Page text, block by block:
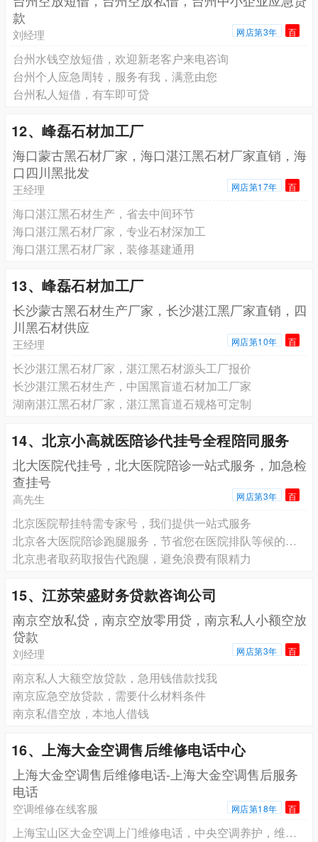
款
刘经理 网店第3年 百
台州水钱空放短借，欢迎新老客户来电咨询
台州个人应急周转，服务有我，满意由您
台州私人短借，有车即可贷
12、峰磊石材加工厂
海口蒙古黑石材厂家，海口湛江黑石材厂家直销，海
口四川黑批发
王经理 网店第17年 百
海口湛江黑石材生产，省去中间环节
海口湛江黑石材厂家，专业石材深加工
海口湛江黑石材厂家，装修基建通用
13、峰磊石材加工厂
长沙蒙古黑石材生产厂家，长沙湛江黑厂家直销，四
川黑石材供应
王经理 网店第10年 百
长沙湛江黑石材厂家，湛江黑石材源头工厂报价
长沙湛江黑石材生产，中国黑盲道石材加工厂家
湖南湛江黑石材厂家，湛江黑盲道石规格可定制
14、北京小高就医陪诊代挂号全程陪同服务
北大医院代挂号，北大医院陪诊一站式服务，加急检
查挂号
高先生 网店第3年 百
北京医院帮挂特需专家号，我们提供一站式服务
北京各大医院陪诊跑腿服务，节省您在医院排队等候的时间
北京患者取药取报告代跑腿，避免浪费有限精力
15、江苏荣盛财务贷款咨询公司
南京空放私贷，南京空放零用贷，南京私人小额空放
贷款
刘经理 网店第3年 百
南京私人大额空放贷款，急用钱借款找我
南京应急空放贷款，需要什么材料条件
南京私借空放，本地人借钱
16、上海大金空调售后维修电话中心
上海大金空调售后维修电话-上海大金空调售后服务
电话
空调维修在线客服 网店第18年 百
上海宝山区大金空调上门维修电话，中央空调养护，维修清洗一站式